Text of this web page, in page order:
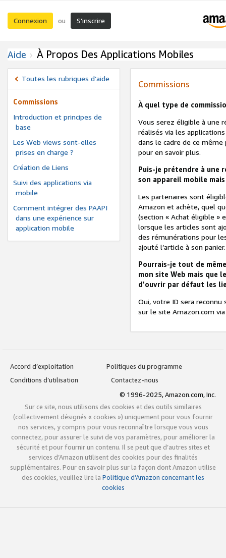
Connexion ou S’inscrire
Aide À Propos Des Applications Mobiles
Toutes les rubriques d’aide
Commissions
Introduction et principes de
base
Les Web views sont-elles
prises en charge ?
Création de Liens
Suivi des applications via
mobile
Comment intégrer des PAAPI
dans une expérience sur
application mobile
Commissions
À quel type de
Vous serez éligible à une
réalisés via les
dans le cadre de ce
pour en savoir plus.
Puis-je prétendre à une
son appareil mobile
Les partenaires sont
Amazon et achète, quel
(section « Achat éligible »
lorsque les articles sont
des rémunérations pour
ajouté l’article à son panier.
Pourrais-je tout de
mon site Web mais que
d’ouvrir par défaut les
Oui, votre ID sera reconnu
sur le site Amazon.com
Accord d’exploitation
Politiques du programme
Conditions d’utilisation
Contactez-nous
© 1996-2025, Amazon.com, Inc.
Sur ce site, nous utilisons des cookies et des outils similaires
(collectivement désignés « cookies ») uniquement pour vous fournir
nos services, y compris pour vous reconnaître lorsque vous vous
connectez, pour assurer le suivi de vos paramètres, pour améliorer la
sécurité et pour fournir un contenu. Il se peut que d’autres sites et
services d’Amazon utilisent des cookies pour des finalités
supplémentaires. Pour en savoir plus sur la façon dont Amazon utilise
des cookies, veuillez lire la Politique d’Amazon concernant les
cookies